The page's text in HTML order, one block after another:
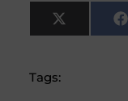
X
(Twitter)
Tags: